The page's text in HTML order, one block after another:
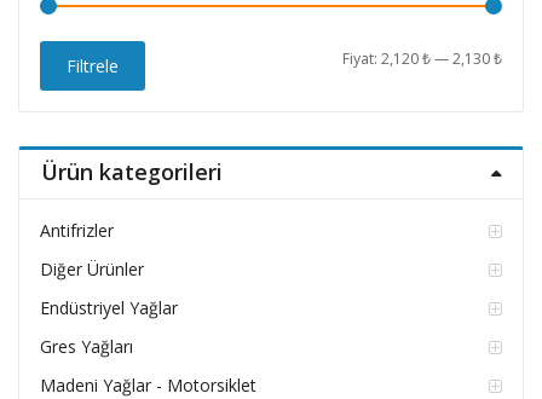
En
En
Filtrele Fiyat:2,120 ₺—2,130 ₺
Ürün kategorileri
Antifrizler
Diğer Ürünler
Endüstriyel Yağlar
Gres Yağları
Madeni Yağlar - Motorsiklet